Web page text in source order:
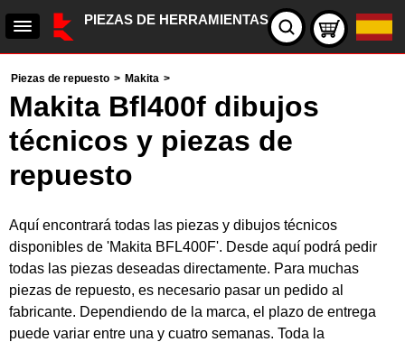
PIEZAS DE HERRAMIENTAS
Piezas de repuesto > Makita >
Makita Bfl400f dibujos
técnicos y piezas de
repuesto
Aquí encontrará todas las piezas y dibujos técnicos
disponibles de 'Makita BFL400F'. Desde aquí podrá pedir
todas las piezas deseadas directamente. Para muchas
piezas de repuesto, es necesario pasar un pedido al
fabricante. Dependiendo de la marca, el plazo de entrega
puede variar entre una y cuatro semanas. Toda la